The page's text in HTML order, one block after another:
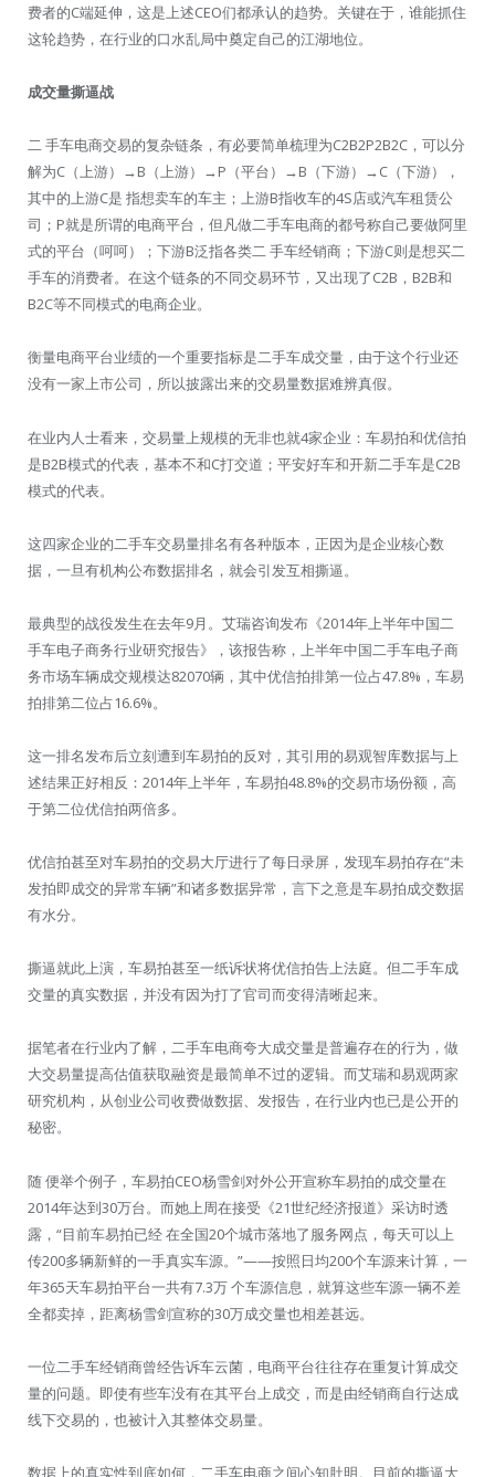
费者的C端延伸，这是上述CEO们都承认的趋势。关键在于，谁能抓住
这轮趋势，在行业的口水乱局中奠定自己的江湖地位。
成交量撕逼战
二 手车电商交易的复杂链条，有必要简单梳理为C2B2P2B2C，可以分
解为C（上游）→B（上游）→P（平台）→B（下游）→C（下游），
其中的上游C是 指想卖车的车主；上游B指收车的4S店或汽车租赁公
司；P就是所谓的电商平台，但凡做二手车电商的都号称自己要做阿里
式的平台（呵呵）；下游B泛指各类二 手车经销商；下游C则是想买二
手车的消费者。在这个链条的不同交易环节，又出现了C2B，B2B和
B2C等不同模式的电商企业。
衡量电商平台业绩的一个重要指标是二手车成交量，由于这个行业还
没有一家上市公司，所以披露出来的交易量数据难辨真假。
在业内人士看来，交易量上规模的无非也就4家企业：车易拍和优信拍
是B2B模式的代表，基本不和C打交道；平安好车和开新二手车是C2B
模式的代表。
这四家企业的二手车交易量排名有各种版本，正因为是企业核心数
据，一旦有机构公布数据排名，就会引发互相撕逼。
最典型的战役发生在去年9月。艾瑞咨询发布《2014年上半年中国二
手车电子商务行业研究报告》，该报告称，上半年中国二手车电子商
务市场车辆成交规模达82070辆，其中优信拍排第一位占47.8%，车易
拍排第二位占16.6%。
这一排名发布后立刻遭到车易拍的反对，其引用的易观智库数据与上
述结果正好相反：2014年上半年，车易拍48.8%的交易市场份额，高
于第二位优信拍两倍多。
优信拍甚至对车易拍的交易大厅进行了每日录屏，发现车易拍存在“未
发拍即成交的异常车辆”和诸多数据异常，言下之意是车易拍成交数据
有水分。
撕逼就此上演，车易拍甚至一纸诉状将优信拍告上法庭。但二手车成
交量的真实数据，并没有因为打了官司而变得清晰起来。
据笔者在行业内了解，二手车电商夸大成交量是普遍存在的行为，做
大交易量提高估值获取融资是最简单不过的逻辑。而艾瑞和易观两家
研究机构，从创业公司收费做数据、发报告，在行业内也已是公开的
秘密。
随 便举个例子，车易拍CEO杨雪剑对外公开宣称车易拍的成交量在
2014年达到30万台。而她上周在接受《21世纪经济报道》采访时透
露，“目前车易拍已经 在全国20个城市落地了服务网点，每天可以上
传200多辆新鲜的一手真实车源。”——按照日均200个车源来计算，一
年365天车易拍平台一共有7.3万 个车源信息，就算这些车源一辆不差
全都卖掉，距离杨雪剑宣称的30万成交量也相差甚远。
一位二手车经销商曾经告诉车云菌，电商平台往往存在重复计算成交
量的问题。即使有些车没有在其平台上成交，而是由经销商自行达成
线下交易的，也被计入其整体交易量。
数据上的真实性到底如何，二手车电商之间心知肚明。目前的撕逼大